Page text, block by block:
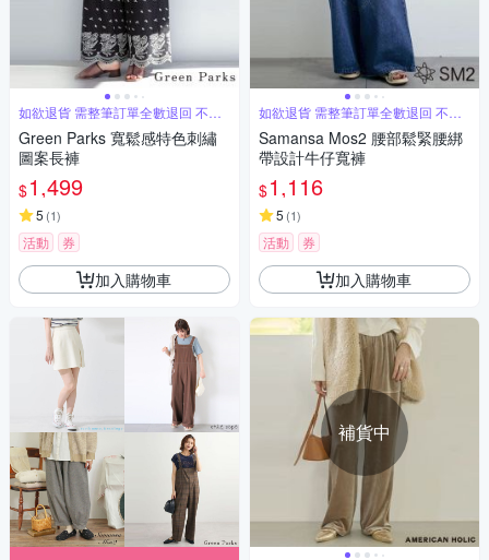
如欲退貨 需整筆訂單全數退回 不能
單退
Green Parks 寬鬆感特色刺繡
圖案長褲
$1,499
5 (1)
活動 券
加入購物車
如欲退貨 需整筆訂單全數退回 不能
單退
Samansa Mos2 腰部鬆緊腰綁
帶設計牛仔寬褲
$1,116
5 (1)
活動 券
加入購物車
補貨中